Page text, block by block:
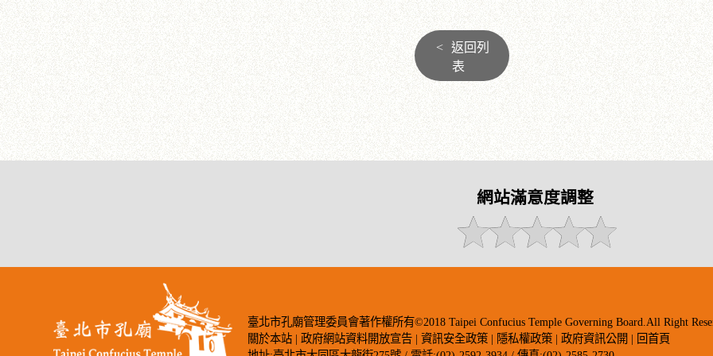
<
返回列
表
網站滿意度調整
臺北市孔廟管理委員會著作權所有©2018 Taipei Confucius Temple Governing Board.All Right
關於本站 | 政府網站資料開放宣告 |資訊安全政策 | 隱私權政策 | 政府資訊公開 | 回首頁